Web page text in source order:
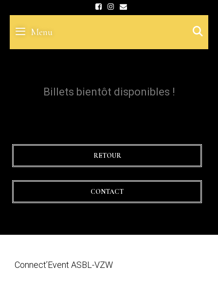
contentMenu
Billets bientôt disponibles !
RETOUR
CONTACT
Connect’Event ASBL-VZW